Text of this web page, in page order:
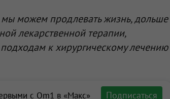
можем продлевать жизнь, дольше
лекарственной терапии,
к хирургическому лечению
с Om1 в «Макс» Подписаться